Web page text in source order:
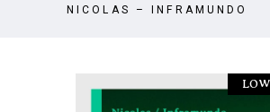
NICOLAS – INFRAMUNDO